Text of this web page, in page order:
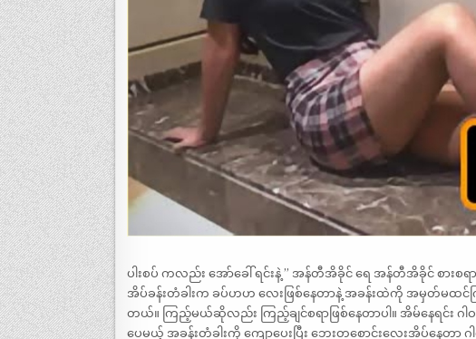
ပါးစပ် ကလည်း အော်ခေါ် ရင်းနဲ့ ” အန်တီအိခိုင် ရေ အန်တီအိခိုင် စားစ
အိပ်ခန်းတံခါးက ခပ်ဟဟ လေးဖြစ်နေတာနဲ့ အခန်းထဲကို အမှတ်မထင်က
တယ်။ ကြည့်မယ်ဆိုလည်း ကြည့်ချင်စရာဖြစ်နေတာပါ။ အိမ်နေရင်း
ပေမယ့် အခန်းတံခါးကို ကျောပေးပြီး ဘေးတစောင်းလေးအိပ်န